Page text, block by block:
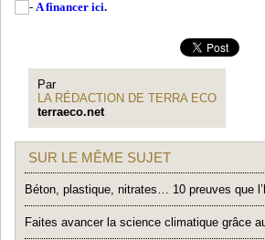
A financer ici.
Par
LA RÉDACTION DE TERRA ECO
terraeco.net
SUR LE MÊME SUJET
Béton, plastique, nitrates… 10 preuves que
Faites avancer la science climatique grâce